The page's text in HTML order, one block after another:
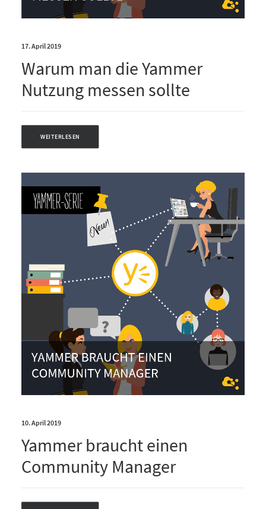
17. April 2019
Warum man die Yammer
Nutzung messen sollte
WEITERLESEN
10. April 2019
Yammer braucht einen
Community Manager